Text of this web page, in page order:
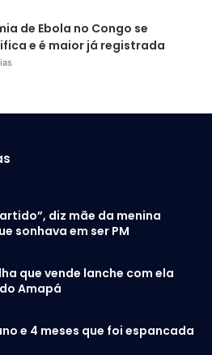
de Ebola no Congo se
e é maior já registrada
diz mãe da menina
sonhava em ser PM
que vende lanche com ela
Amapá
e 4 meses que foi espancada